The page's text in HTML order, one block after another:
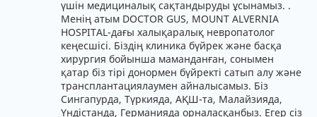
үшін медициналық сақтандыруды ұсынамыз. .
Менің атым DOCTOR GUS, MOUNT ALVERNIA
HOSPITAL-дағы халықаралық невропатолог
кеңесшісі. Біздің клиника бүйрек және басқа
хирургия бойынша маманданған, сонымен
қатар біз тірі донормен бүйректі сатып алу және
трансплантациялаумен айналысамыз. Біз
Сингапурда, Түркияда, АҚШ-та, Малайзияда,
Үндістанда, Германияда орналасқанбыз. Егер сіз